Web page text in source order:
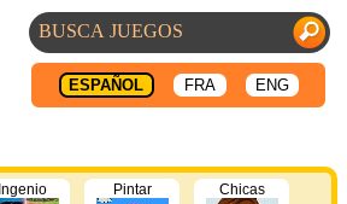
ESPAÑOL FRA ENG
Ingenio Pintar Chicas